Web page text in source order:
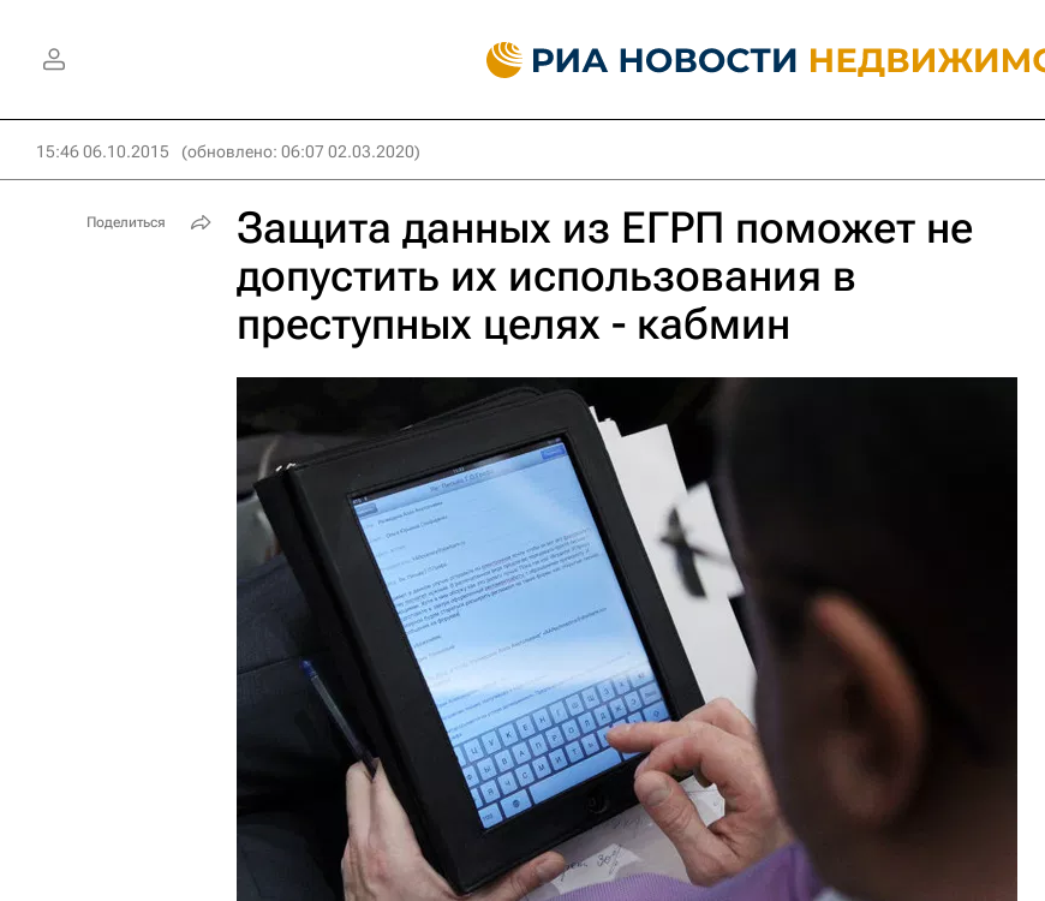
15:46 06.10.2015 (обновлено: 06:07 02.03.2020)
Защита данных из ЕГРП поможет не
допустить их использования в
преступных целях - кабмин
Поделиться